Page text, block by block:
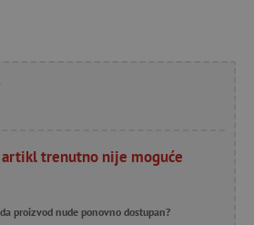
artikl trenutno nije moguće
proizvod nude ponovno dostupan?